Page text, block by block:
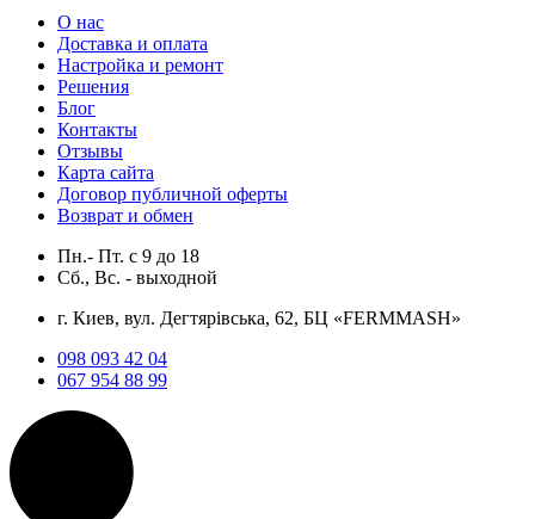
О нас
Доставка и оплата
Настройка и ремонт
Решения
Блог
Контакты
Отзывы
Карта сайта
Договор публичной оферты
Возврат и обмен
Пн.- Пт. с 9 до 18
Сб., Вс. - выходной
г. Киев, вул. Дегтярівська, 62, БЦ «FERMMASH»
098 093 42 04
067 954 88 99